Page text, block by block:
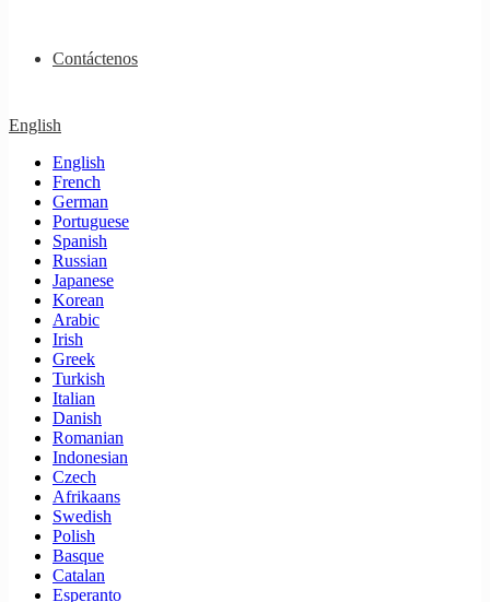
Contáctenos
English
English
French
German
Portuguese
Spanish
Russian
Japanese
Korean
Arabic
Irish
Greek
Turkish
Italian
Danish
Romanian
Indonesian
Czech
Afrikaans
Swedish
Polish
Basque
Catalan
Esperanto